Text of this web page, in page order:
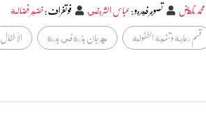
محمد ناهض تصوير فيديو:عباس الشريفي فوتغراف:خضير فضالة
قسم رعاية وتنمية الطفولة مهرجان بذرة في بدرة الأطفال